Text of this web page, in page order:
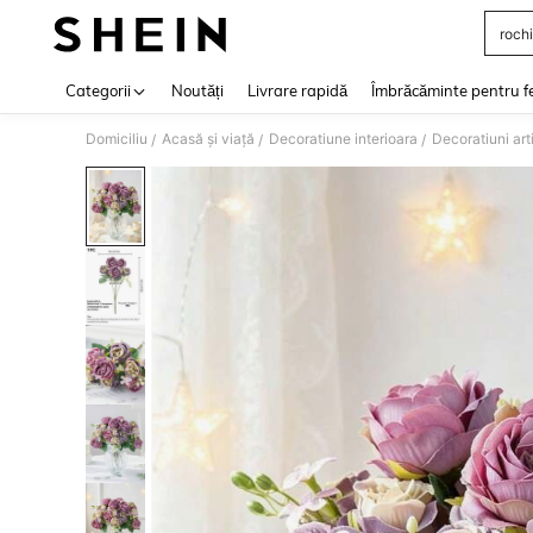
Categorii Noutăți Livrare rapidă Îmbrăcăminte pentru
Domiciliu / Acasă și viață / Decoratiune interioara / Decoratiuni